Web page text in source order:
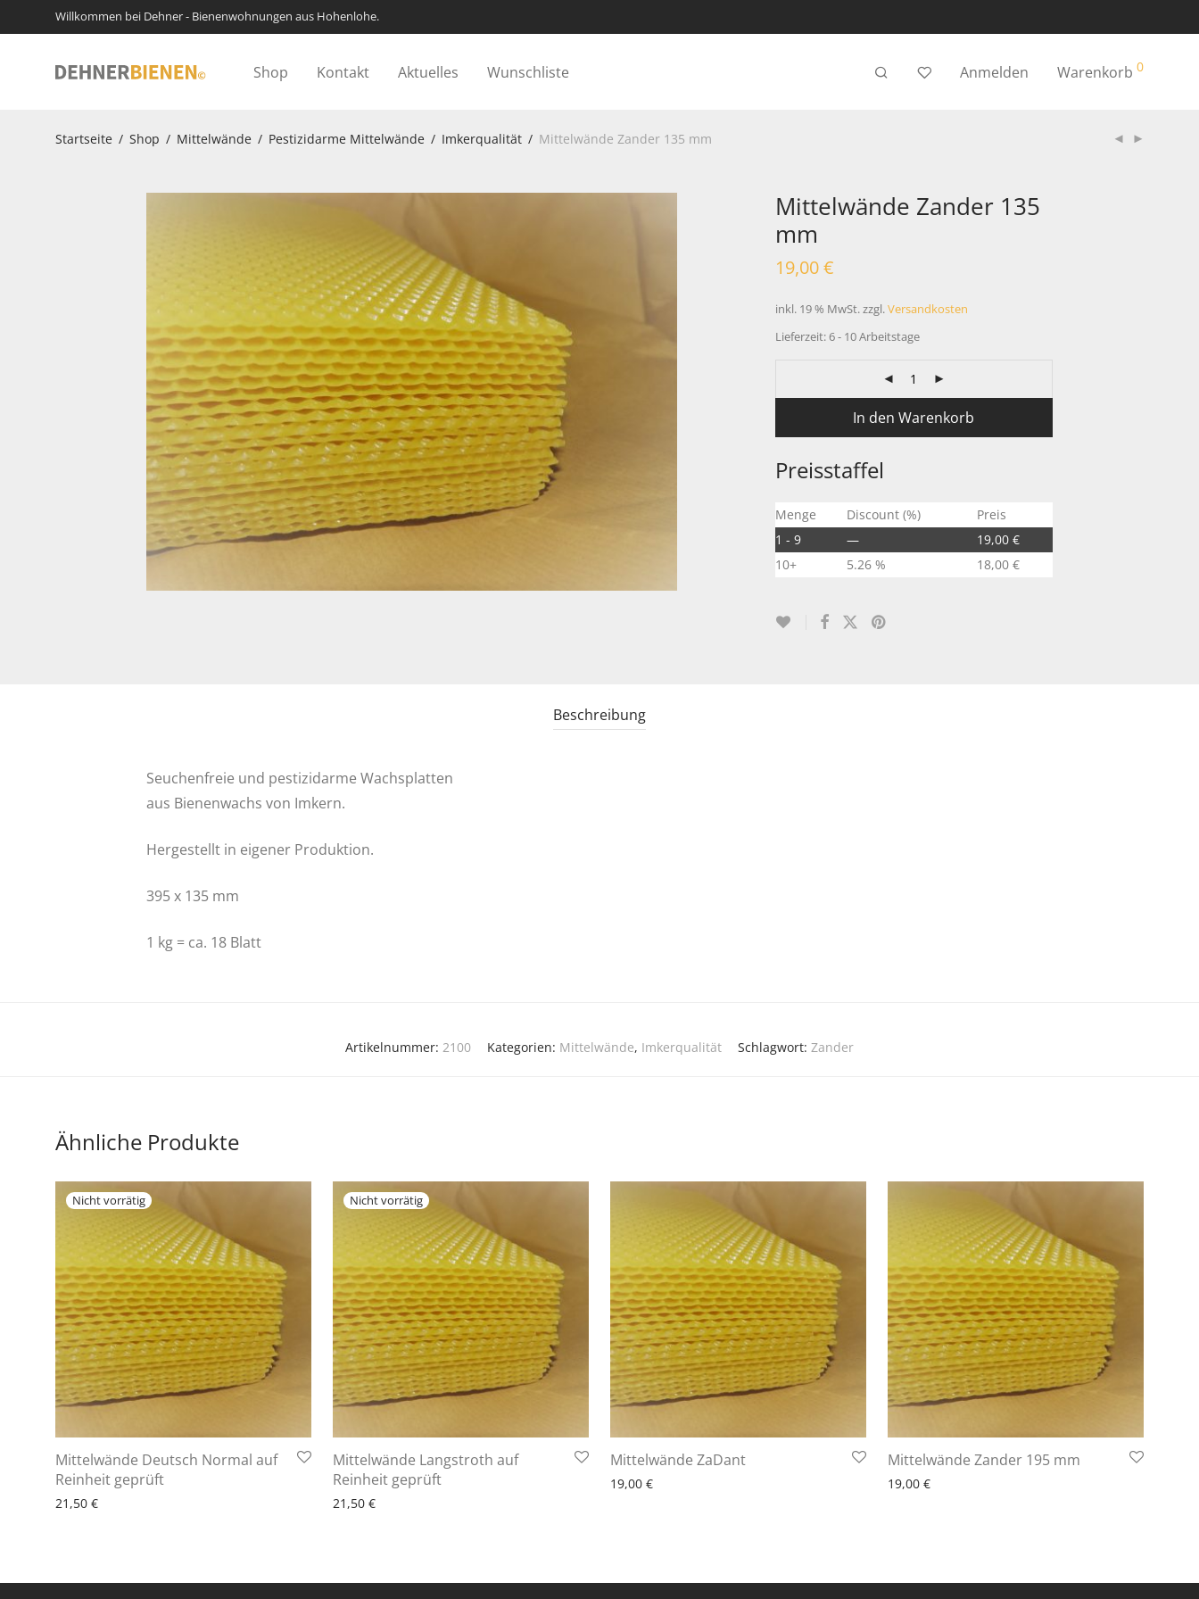
Willkommen bei Dehner - Bienenwohnungen aus Hohenlohe.
Shop Kontakt Aktuelles Wunschliste Anmelden Warenkorb 0
Startseite / Shop / Mittelwände / Pestizidarme Mittelwände / Imkerqualität / Mittelwände Zander 135 mm
Mittelwände Zander 135
mm
19,00€
inkl. 19 % MwSt.zzgl.Versandkosten
Lieferzeit:6 - 10 Arbeitstage
In den Warenkorb
Preisstaffel
Menge Discount (%)
Preis
1 - 9
— 19,00 €
10+
5.26 % 18,00 €
Beschreibung
Seuchenfreie und pestizidarme Wachsplatten
aus Bienenwachs von Imkern.
Hergestellt in eigener Produktion.
395 x 135 mm
1 kg = ca. 18 Blatt
Artikelnummer: 2100 Kategorien: Mittelwände, Imkerqualität Schlagwort: Zander
Ähnliche Produkte
Mittelwände Deutsch Normal auf
Reinheit geprüft
21,50 €
6 - 10 Arbeitstage
Mittelwände Langstroth auf
Reinheit geprüft
21,50 €
6 - 10 Arbeitstage
Mittelwände ZaDant
19,00 €
6 - 10 Arbeitstage Mittelwände Zander 195 mm
19,00 €
6 - 10 Arbeitstage